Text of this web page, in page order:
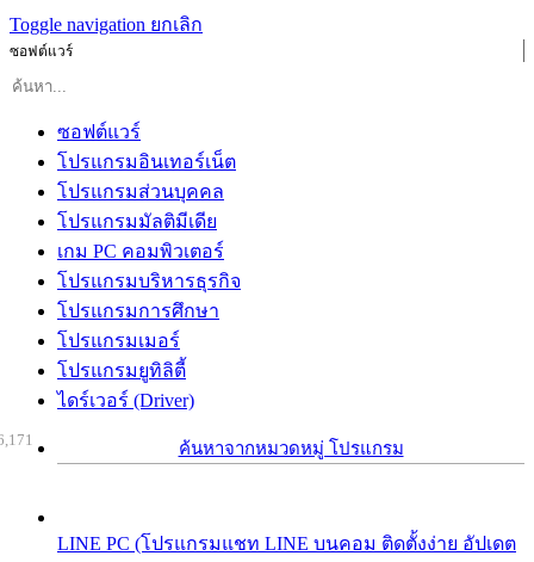
Toggle navigation ยกเลิก
ซอฟต์แวร์
ซอฟต์แวร์
โปรแกรมอินเทอร์เน็ต
โปรแกรมส่วนบุคคล
โปรแกรมมัลติมีเดีย
เกม PC คอมพิวเตอร์
โปรแกรมบริหารธุรกิจ
โปรแกรมการศึกษา
โปรแกรมเมอร์
โปรแกรมยูทิลิตี้
ไดร์เวอร์ (Driver)
ค้นหาจากหมวดหมู่ โปรแกรม
LINE PC (โปรแกรมแชท LINE บนคอม ติดตั้งง่าย อัปเดต